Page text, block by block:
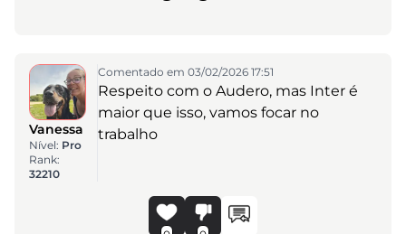
Vanessa
Nível: Pro
Rank:
32210
Comentado em 03/02/2026 17:51
Respeito com o Audero, mas Inter é
maior que isso, vamos focar no
trabalho